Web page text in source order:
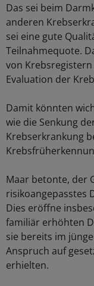
Das sei beim
anderen
sei eine gute
Teilnahmequote.
von
Evaluation der
Damit könnten
wie die Senkung
Krebserkrankung
Maar betonte, der
risikoangepasstes
Dies eröffne
familiär erhöhten
sie bereits im
Anspruch auf
erhielten.